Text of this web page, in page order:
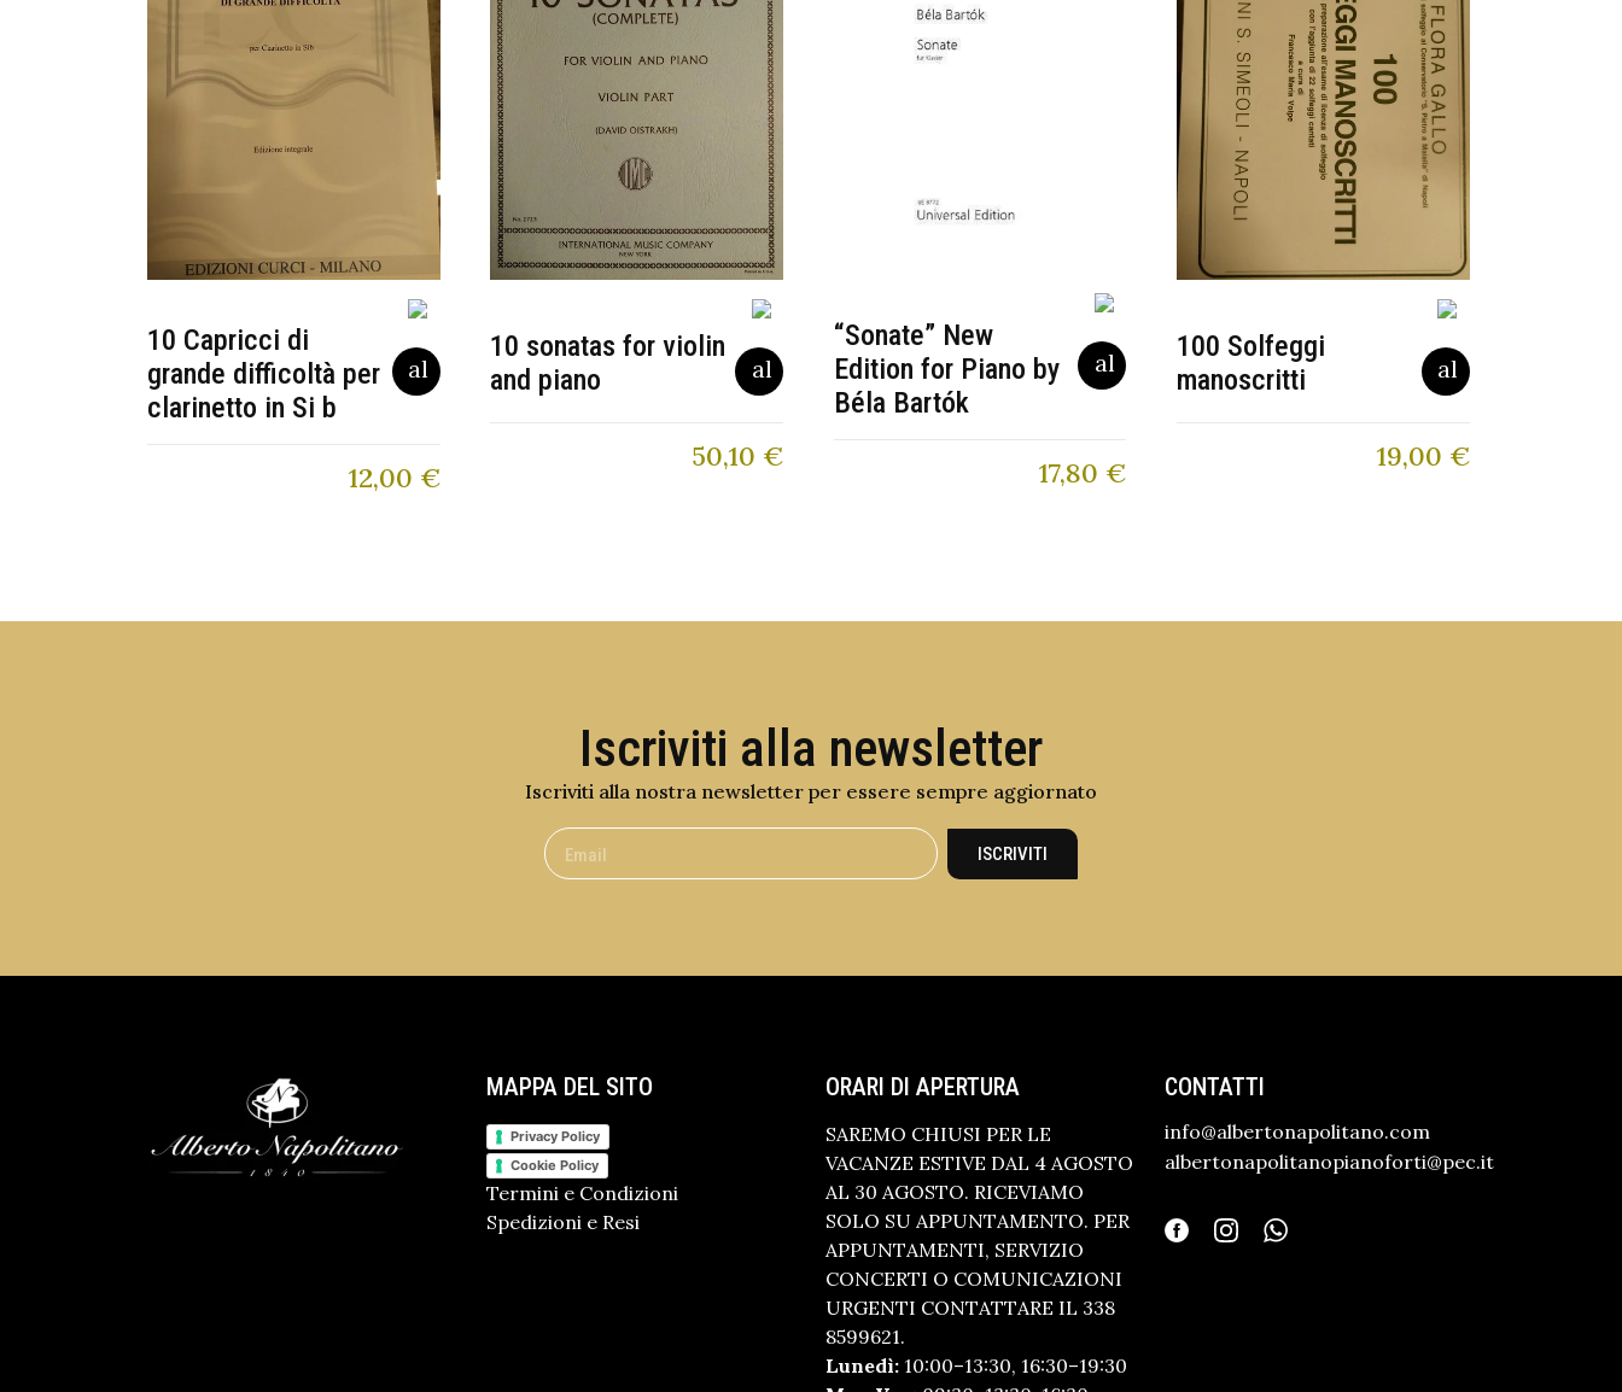
10 Capricci di
grande difficoltà per
clarinetto in Si b
12,00 €
10 sonatas for violin
and piano
50,10 €
“Sonate” New
Edition for Piano by
Béla Bartók
17,80 €
100 Solfeggi
manoscritti
19,00 €
Iscriviti alla newsletter
Iscriviti alla nostra newsletter per essere sempre aggiornato
ISCRIVITI
MAPPA DEL SITO
Privacy Policy
Cookie Policy
Termini e Condizioni
Spedizioni e Resi
ORARI DI APERTURA
SAREMO CHIUSI PER LE
VACANZE ESTIVE DAL 4 AGOSTO
AL 30 AGOSTO. RICEVIAMO
SOLO SU APPUNTAMENTO. PER
APPUNTAMENTI, SERVIZIO
CONCERTI O COMUNICAZIONI
URGENTI CONTATTARE IL 338
8599621.
Lunedì: 10:00–13:30, 16:30–19:30
CONTATTI
info@albertonapolitano.com
albertonapolitanopianoforti@pec.it